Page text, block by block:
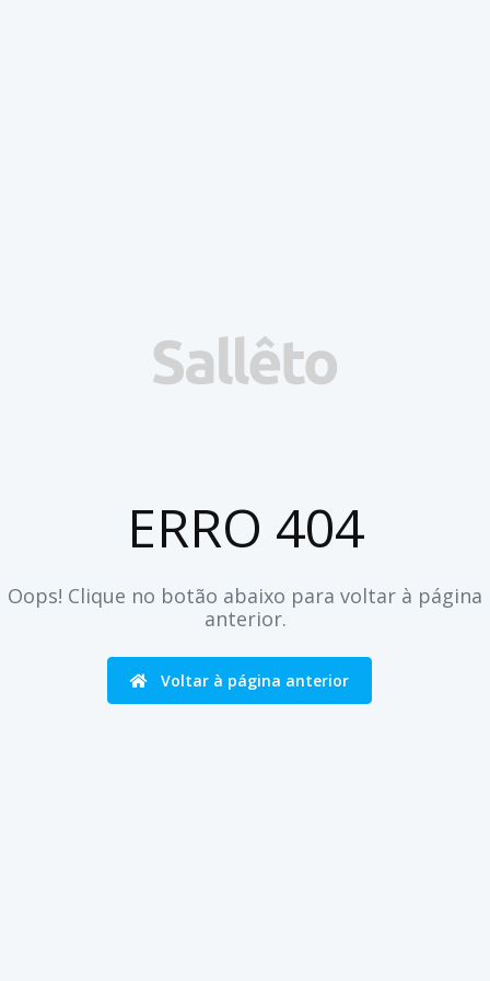
ERRO 404
Oops! Clique no botão abaixo para voltar à página
anterior.
Voltar à página anterior